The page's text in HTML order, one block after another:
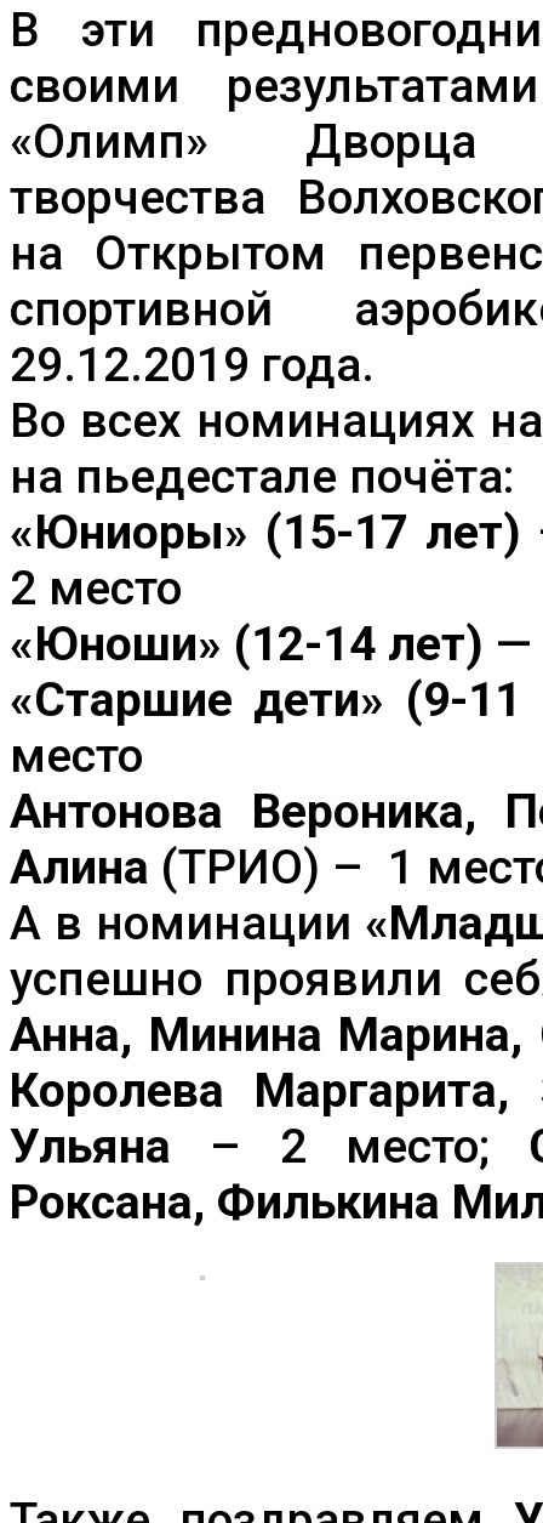
МБУДО
удачно
выступил
в
Киришах
на
Открытом
первенстве
по
спортивной
В эти
своими
«Олимп» Дворца
творчества
на Открытом
спортивной
29.12.2019 года.
Во всех номинациях
на пьедестале почёта:
«Юниоры» (15-17 лет)
2 место
«Юноши» (12-14 лет) —
«Старшие дети» (9-11
место
Антонова Вероника,
Алина (ТРИО) – 1
А в номинации
успешно проявили
Анна, Минина Марина,
Королева
Ульяна – 2 место;
Роксана, Филькина